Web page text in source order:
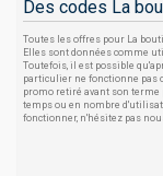
Des codes La
Toutes les offres pour La
Elles sont données comme
Toutefois, il est possible
particulier ne fonctionne pas
promo retiré avant son
temps ou en nombre
fonctionner, n'hésitez pas